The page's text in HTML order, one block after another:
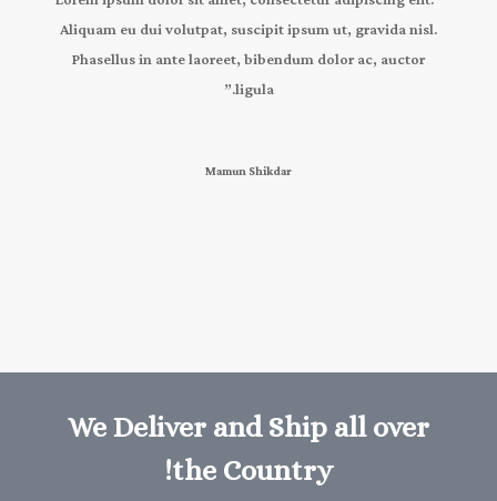
Aliquam eu dui volutpat, suscipit ipsum ut, gravida nisl.
Phasellus in ante laoreet, bibendum dolor ac, auctor
ligula.”
Mamun Shikdar
We Deliver and Ship all over
the Country!